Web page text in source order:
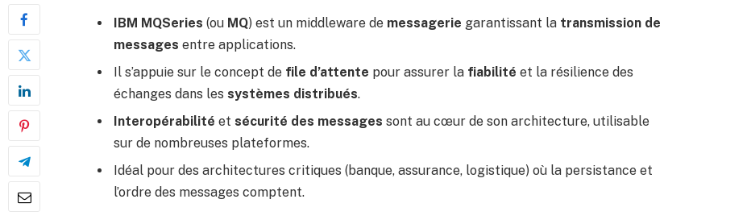
IBM MQSeries (ou MQ) est un middleware de messagerie garantissant la transmission de
messages entre applications.
Il s’appuie sur le concept de file d’attente pour assurer la fiabilité et la résilience des
échanges dans les systèmes distribués.
Interopérabilité et sécurité des messages sont au cœur de son architecture, utilisable
sur de nombreuses plateformes.
Idéal pour des architectures critiques (banque, assurance, logistique) où la persistance et
l’ordre des messages comptent.